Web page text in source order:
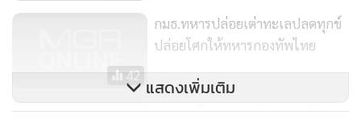
ประชาชน เพราะตอนนี้ฝ่ายค้านพยายามหลีกเลี่ยงที่จะจุด
ประเด็นทางการเมือง เพราะรู้ว่าต้องการที่จะให้รัฐบาลเร่งแก้
ที่มาจากการเลือกตั้ง ท่านนายกฯ น่าที่จะเดินไปในแนวนี้ จะเป็น
ประโยชน์กับรัฐบาลเอง”นายอภิสิทธิ์ กล่าว
42
กมธ.ทหารปล่อยเต่าทะเลปลดทุกข์
ปล่อยโศกให้ทหารกองทัพไทย
ทหารเตรียมแผนเผชิญเศรษฐกิจ
แสดงเพิ่มเติม